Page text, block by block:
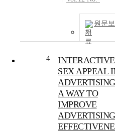
원문보
기
4
INTERACTIVE
SEX APPEAL
A WAY TO
IMPROVE
ADVERTISING